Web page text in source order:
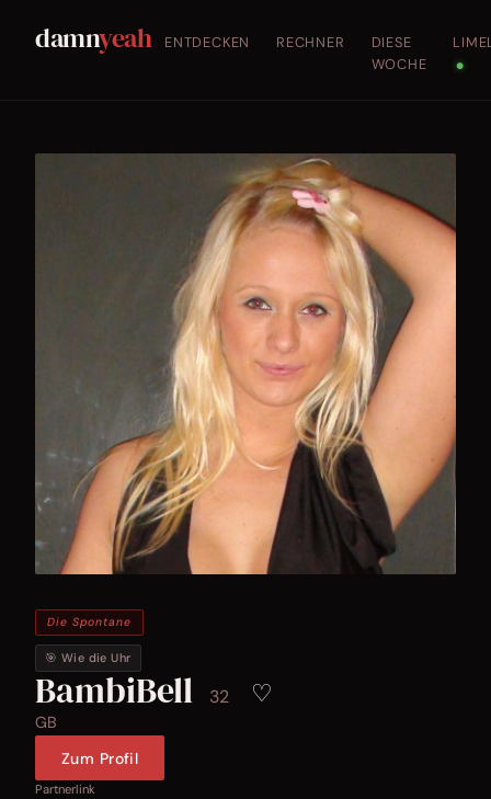
damnyeah ENTDECKEN RECHNER
DIESE
WOCHE
●
Die Spontane
🎯 Wie die Uhr
BambiBell 32 ♡
GB
Zum Profil
Partnerlink